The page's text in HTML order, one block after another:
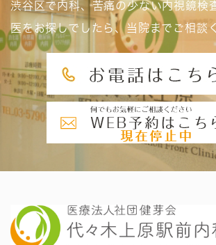
渋谷区で内科、苦痛の少ない内視鏡検
医をお探しでしたら、当院までご相談